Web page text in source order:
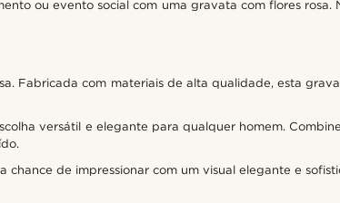
ou evento social com uma gravata com flores
Fabricada com materiais de alta qualidade, esta
versátil e elegante para qualquer homem.
de impressionar com um visual elegante e